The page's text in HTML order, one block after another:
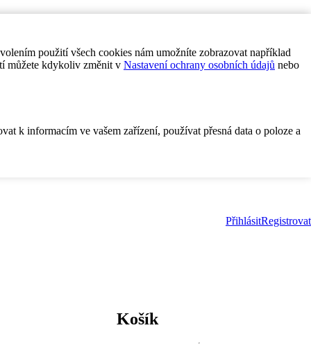
použití všech cookies nám umožníte zobrazovat například
můžete kdykoliv změnit v Nastavení ochrany osobních údajů nebo
k informacím ve vašem zařízení, používat přesná data o poloze a
PřihlásitRegistrovat
Košík